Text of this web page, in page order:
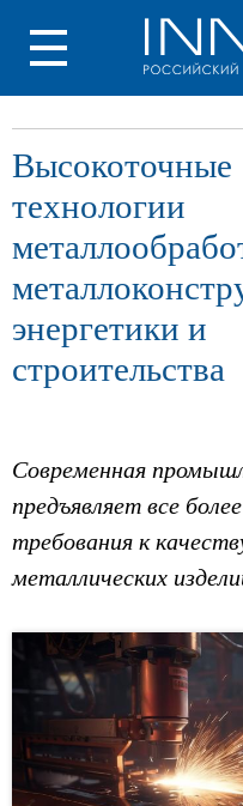
Высокоточные
технологии
энергетики и
строительства
Современная
предъявляет все
требования к
металлических